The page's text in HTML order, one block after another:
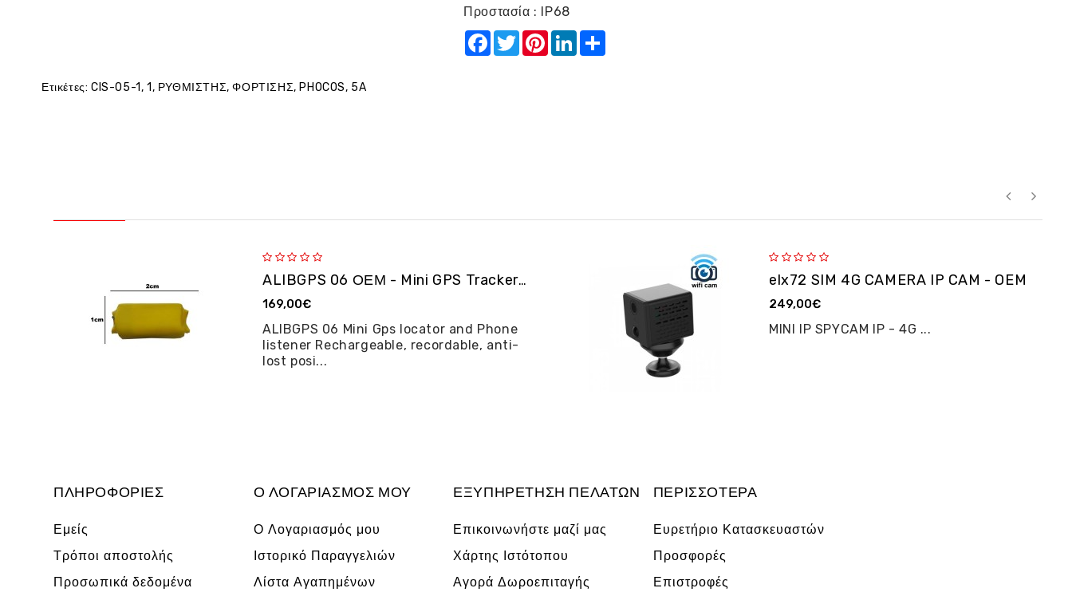
Προστασία : IP68
Facebook
TwitterPinterestLinkedIn
Ετικέτες: CIS-05-1,1, ΡΥΘΜΙΣΤΗΣ,ΦΟΡΤΙΣΗΣ, PHOCOS, 5A
ALIBGPS 06 ΟΕΜ - Mini GPS Tracker και φω�...
169,00€
ALIBGPS 06 Mini Gps locator and Phone
listener Rechargeable, recordable, anti-
lost posi...
elx72 SIM 4G CAMERA IP CAM - OEM
249,00€
MINI IP SPYCAM IP - 4G ...
ΠΛΗΡΟΦΟΡΊΕΣ
Εμείς
Τρόποι αποστολής
Προσωπικά δεδομένα
Ο ΛΟΓΑΡΙΑΣΜΌΣ ΜΟΥ
Ο Λογαριασμός μου
Ιστορικό Παραγγελιών
Λίστα Αγαπημένων
ΕΞΥΠΗΡΈΤΗΣΗ ΠΕΛΑΤΏΝ
Επικοινωνήστε μαζί μας
Χάρτης Ιστότοπου
Αγορά Δωροεπιταγής
ΠΕΡΙΣΣΌΤΕΡΑ
Ευρετήριο Κατασκευαστών
Προσφορές
Επιστροφές